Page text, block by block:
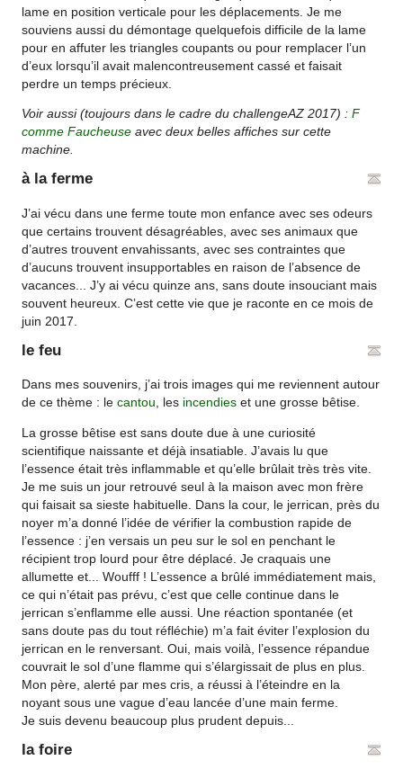
lame en position verticale pour les déplacements. Je me
souviens aussi du démontage quelquefois difficile de la lame
pour en affuter les triangles coupants ou pour remplacer l’un
d’eux lorsqu’il avait malencontreusement cassé et faisait
perdre un temps précieux.
Voir aussi (toujours dans le cadre du challengeAZ 2017) :F
comme Faucheuse avec deux belles affiches sur cette
machine.
à la ferme
J’ai vécu dans une ferme toute mon enfance avec ses odeurs
que certains trouvent désagréables, avec ses animaux que
d’autres trouvent envahissants, avec ses contraintes que
d’aucuns trouvent insupportables en raison de l’absence de
vacances... J’y ai vécu quinze ans, sans doute insouciant mais
souvent heureux. C’est cette vie que je raconte en ce mois de
juin 2017.
le feu
Dans mes souvenirs, j’ai trois images qui me reviennent autour
de ce thème : lecantou, les incendies et une grosse bêtise.
La grosse bêtise est sans doute due à une curiosité
scientifique naissante et déjà insatiable. J’avais lu que
l’essence était très inflammable et qu’elle brûlait très très vite.
Je me suis un jour retrouvé seul à la maison avec mon frère
qui faisait sa sieste habituelle. Dans la cour, le jerrican, près du
noyer m’a donné l’idée de vérifier la combustion rapide de
l’essence : j’en versais un peu sur le sol en penchant le
récipient trop lourd pour être déplacé. Je craquais une
allumette et... Woufff ! L’essence a brûlé immédiatement mais,
ce qui n’était pas prévu, c’est que celle continue dans le
jerrican s’enflamme elle aussi. Une réaction spontanée (et
sans doute pas du tout réfléchie) m’a fait éviter l’explosion du
jerrican en le renversant. Oui, mais voilà, l’essence répandue
couvrait le sol d’une flamme qui s’élargissait de plus en plus.
Mon père, alerté par mes cris, a réussi à l’éteindre en la
noyant sous une vague d’eau lancée d’une main ferme.
Je suis devenu beaucoup plus prudent depuis...
la foire